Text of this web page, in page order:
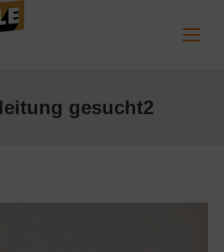
öffnen
gesucht2